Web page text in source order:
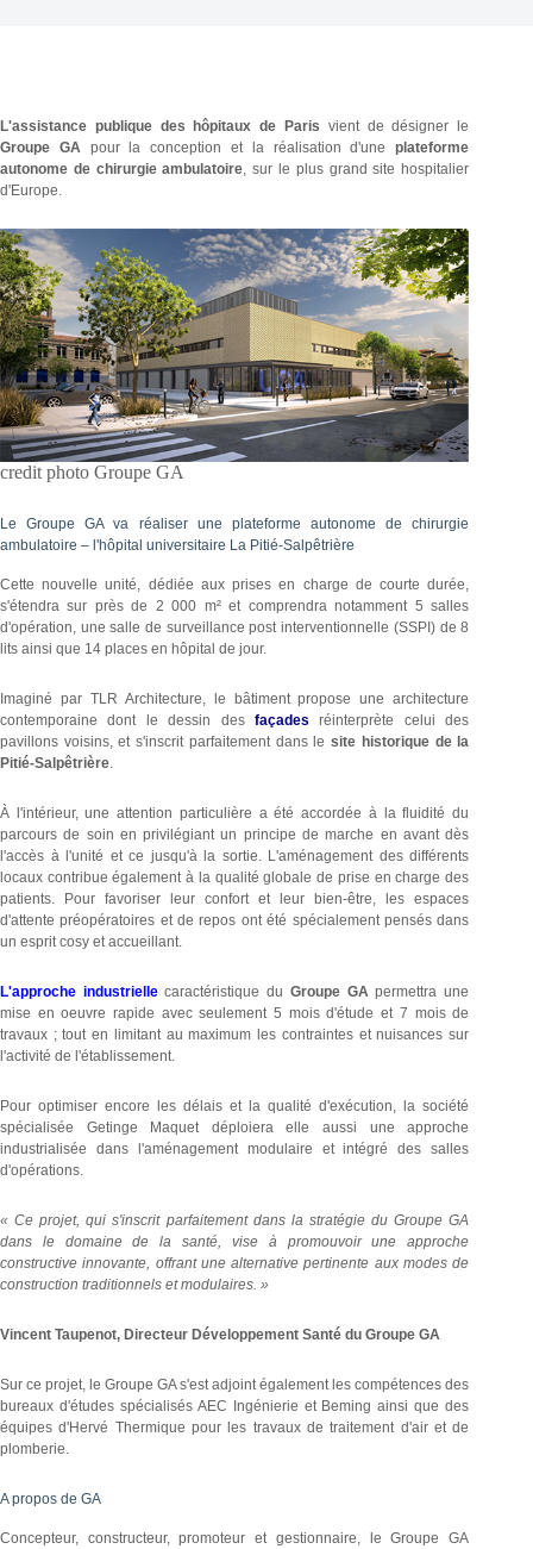
L'assistance publique des hôpitaux de Paris vient de désigner le
Groupe GApour la conception et la réalisation d'uneplateforme
autonome de chirurgie ambulatoire, sur le plus grand site hospitalier
d'Europe.
credit photo Groupe GA
Le Groupe GA va réaliser une plateforme autonome de chirurgie
ambulatoire – l'hôpital universitaire La Pitié-Salpêtrière
Cette nouvelle unité, dédiée aux prises en charge de courte durée,
s'étendra sur près de 2 000 m² et comprendra notamment 5 salles
d'opération, une salle de surveillance post interventionnelle (SSPI) de 8
lits ainsi que 14 places en hôpital de jour.
Imaginé par TLR Architecture, le bâtiment propose une architecture
contemporaine dont le dessin desfaçades réinterprète celui des
pavillons voisins, et s'inscrit parfaitement dans lesite historique de la
Pitié-Salpêtrière.
À l'intérieur, une attention particulière a été accordée à la fluidité du
parcours de soin en privilégiant un principe de marche en avant dès
l'accès à l'unité et ce jusqu'à la sortie. L'aménagement des différents
locaux contribue également à la qualité globale de prise en charge des
patients. Pour favoriser leur confort et leur bien-être, les espaces
d'attente préopératoires et de repos ont été spécialement pensés dans
un esprit cosy et accueillant.
L'approche industriellecaractéristique du Groupe GApermettra une
mise en oeuvre rapide avec seulement 5 mois d'étude et 7 mois de
travaux ; tout en limitant au maximum les contraintes et nuisances sur
l'activité de l'établissement.
Pour optimiser encore les délais et la qualité d'exécution, la société
spécialisée Getinge Maquet déploiera elle aussi une approche
industrialisée dans l'aménagement modulaire et intégré des salles
d'opérations.
« Ce projet, qui s'inscrit parfaitement dans la stratégie du Groupe GA
dans le domaine de la santé, vise à promouvoir une approche
constructive innovante, offrant une alternative pertinente aux modes de
construction traditionnels et modulaires. »
Vincent Taupenot, Directeur Développement Santé du Groupe GA
Sur ce projet, le Groupe GA s'est adjoint également les compétences des
bureaux d'études spécialisés AEC Ingénierie et Beming ainsi que des
équipes d'Hervé Thermique pour les travaux de traitement d'air et de
plomberie.
A propos de GA
Concepteur, constructeur, promoteur et gestionnaire, le Groupe GA